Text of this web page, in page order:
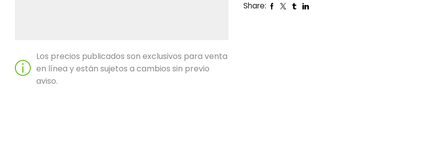
Los precios publicados son exclusivos para venta
en línea y están sujetos a cambios sin previo
aviso.
Share: